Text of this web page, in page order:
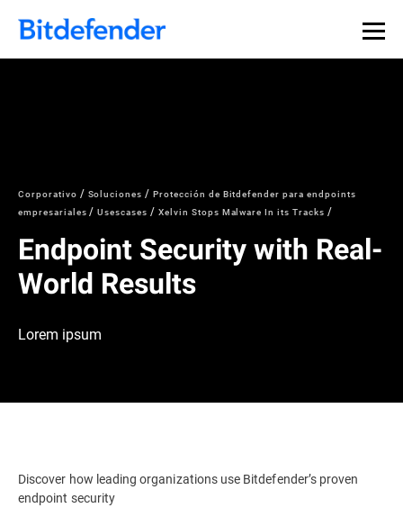
Corporativo Soluciones
Protección de Bitdefender para endpoints
empresariales
Usescases Xelvin Stops Malware In its Tracks
Endpoint Security with Real-
World Results
Lorem ipsum
Discover how leading organizations use Bitdefender’s proven
endpoint security